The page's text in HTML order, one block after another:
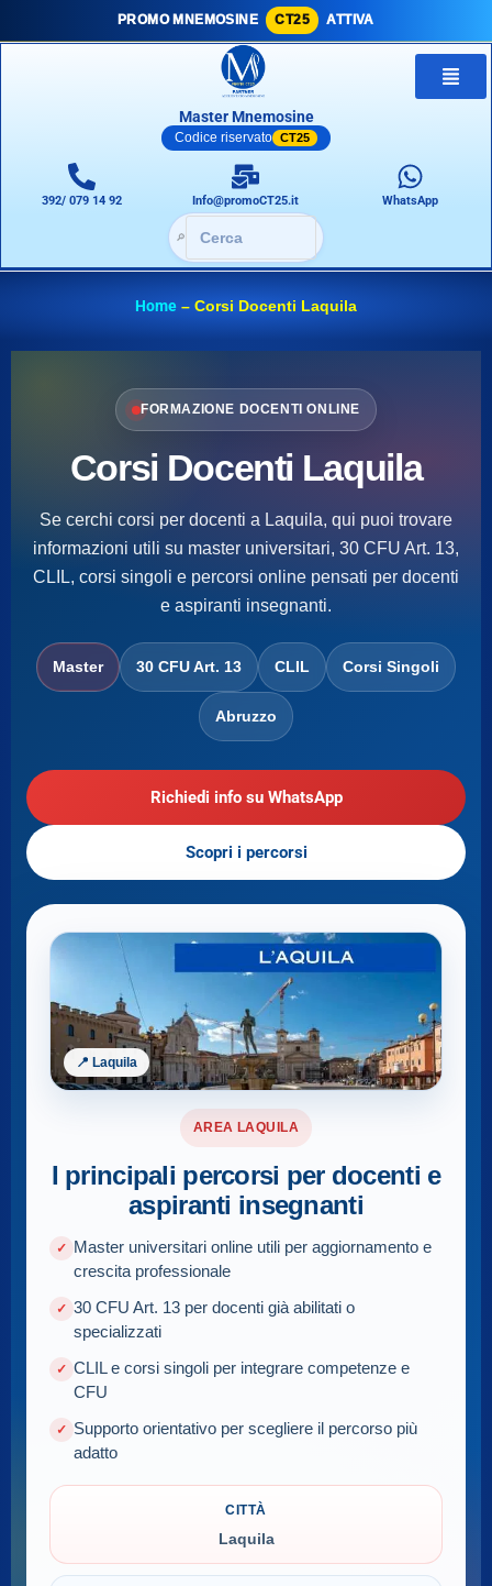
PROMO MNEMOSINE CT25 ATTIVA
Master Mnemosine
Codice riservato CT25
392/ 079 14 92 Info@promoCT25.it WhatsApp
🔎
Home – Corsi Docenti Laquila
FORMAZIONE DOCENTI ONLINE
Corsi Docenti Laquila
Se cerchi corsi per docenti a Laquila, qui puoi trovare
informazioni utili su master universitari, 30 CFU Art. 13,
CLIL, corsi singoli e percorsi online pensati per docenti
e aspiranti insegnanti.
Master 30 CFU Art. 13 CLIL Corsi Singoli
Abruzzo
Richiedi info su WhatsApp
Scopri i percorsi
📍 Laquila
AREA LAQUILA
I principali percorsi per docenti e
aspiranti insegnanti
Master universitari online utili per aggiornamento e
crescita professionale
30 CFU Art. 13 per docenti già abilitati o
specializzati
CLIL e corsi singoli per integrare competenze e
CFU
Supporto orientativo per scegliere il percorso più
adatto
CITTÀ
Laquila